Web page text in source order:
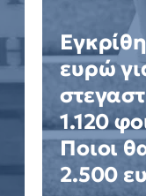
ευρώ
1.120
Ποιοι
2.500